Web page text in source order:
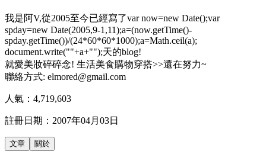
我是阿V,從2005至今已經寫了var now=new Date();var
spday=new Date(2005,9-1,11);a=(now.getTime()-
spday.getTime())/(24*60*60*1000);a=Math.ceil(a);
document.write(""+a+"");天的blog!
就愛美妝碎碎念! 生活美食購物穿搭>>還在努力~
聯絡方式: elmored@gmail.com
人氣： 4,719,603
註冊日期： 2007年04月03日
文章 關於